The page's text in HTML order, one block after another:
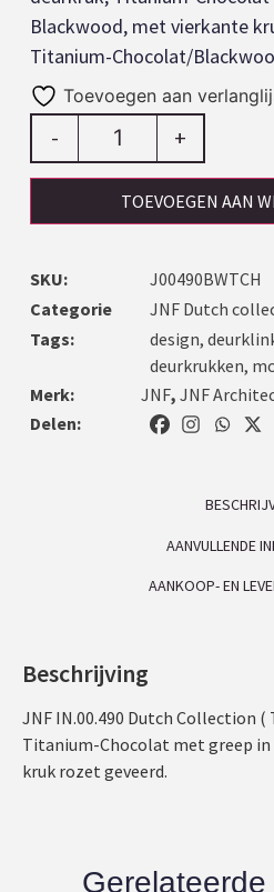
Blackwood, met vierkante
Titanium-Chocolat/
Toevoegen aan
- +
TOEVOEGEN AAN
SKU:
J00490BWTCH
Categorie
JNF Dutch
Tags:
design,
deurkrukken,
Merk:
JNF, JNF
Delen:
AANVULLENDE
AANKOOP- EN
Beschrijving
JNF IN.00.490 Dutch Collection
Titanium-Chocolat met greep
kruk rozet geveerd.